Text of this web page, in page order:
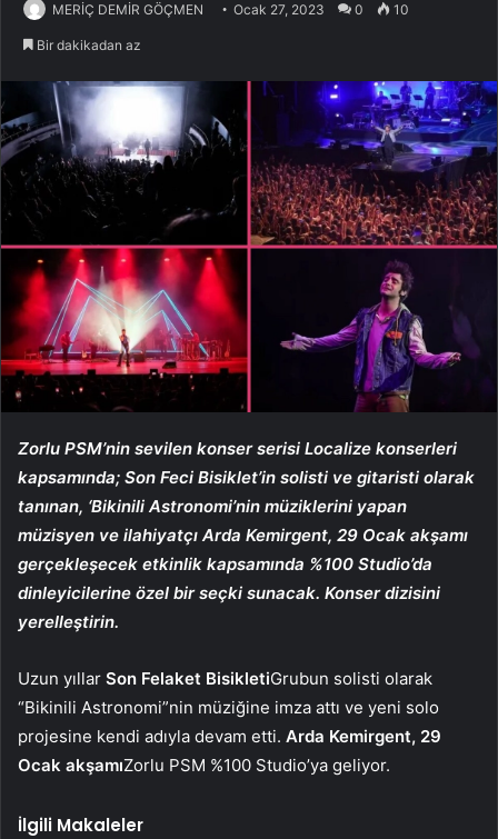
MERİÇ DEMİR GÖÇMEN Ocak 27, 2023 0 10
Bir dakikadan az
Zorlu PSM’nin sevilen konser serisi Localize konserleri
kapsamında; Son Feci Bisiklet’in solisti ve gitaristi olarak
tanınan, ‘Bikinili Astronomi’nin müziklerini yapan
müzisyen ve ilahiyatçı Arda Kemirgent, 29 Ocak akşamı
gerçekleşecek etkinlik kapsamında %100 Studio’da
dinleyicilerine özel bir seçki sunacak. Konser dizisini
yerelleştirin.
Uzun yıllar Son Felaket BisikletiGrubun solisti olarak
“Bikinili Astronomi”nin müziğine imza attı ve yeni solo
projesine kendi adıyla devam etti. Arda Kemirgent, 29
Ocak akşamıZorlu PSM %100 Studio’ya geliyor.
İlgili Makaleler